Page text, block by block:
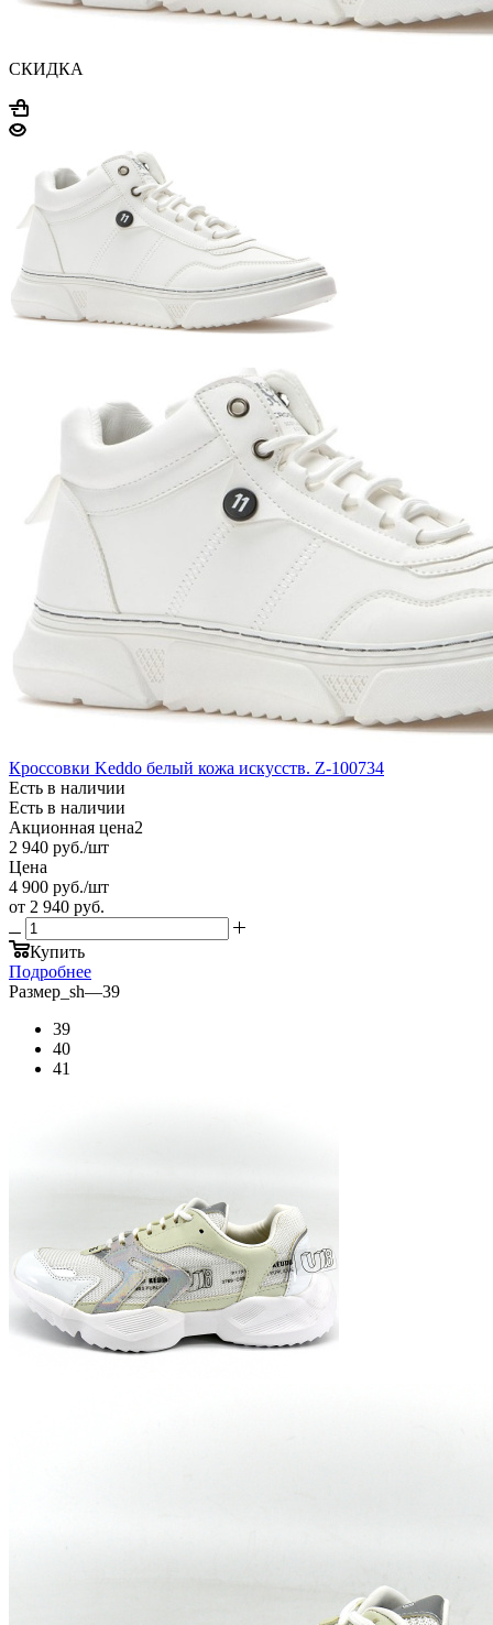
СКИДКА
Кроссовки Keddo белый кожа искусств. Z-100734
Есть в наличии
Есть в наличии
Акционная цена2
2 940 руб./шт
Цена
4 900 руб./шт
от 2 940 руб.
Купить
Подробнее
Размер_sh—39
39
40
41